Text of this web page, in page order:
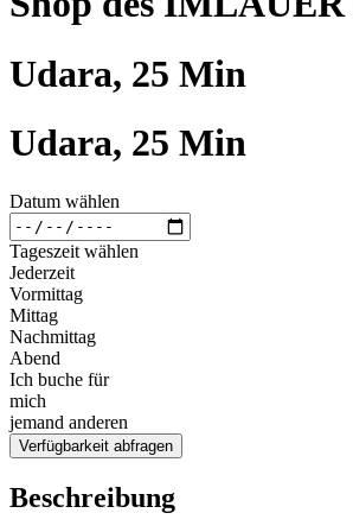
Udara, 25 Min
Udara, 25 Min
Datum wählen
Tageszeit wählen
Jederzeit
Vormittag
Mittag
Nachmittag
Abend
Ich buche für
mich
jemand anderen
Verfügbarkeit abfragen
Beschreibung